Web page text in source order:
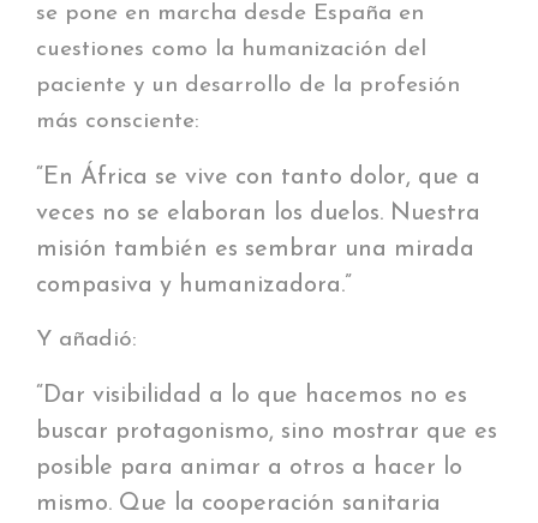
se pone en marcha desde España en
cuestiones como la humanización del
paciente y un desarrollo de la profesión
más consciente:
“En África se vive con tanto dolor, que a
veces no se elaboran los duelos. Nuestra
misión también es sembrar una mirada
compasiva y humanizadora.”
Y añadió:
“Dar visibilidad a lo que hacemos no es
buscar protagonismo, sino mostrar que es
posible para animar a otros a hacer lo
mismo. Que la cooperación sanitaria